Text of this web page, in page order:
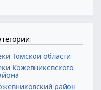
Томской области
Кожевниковского
район